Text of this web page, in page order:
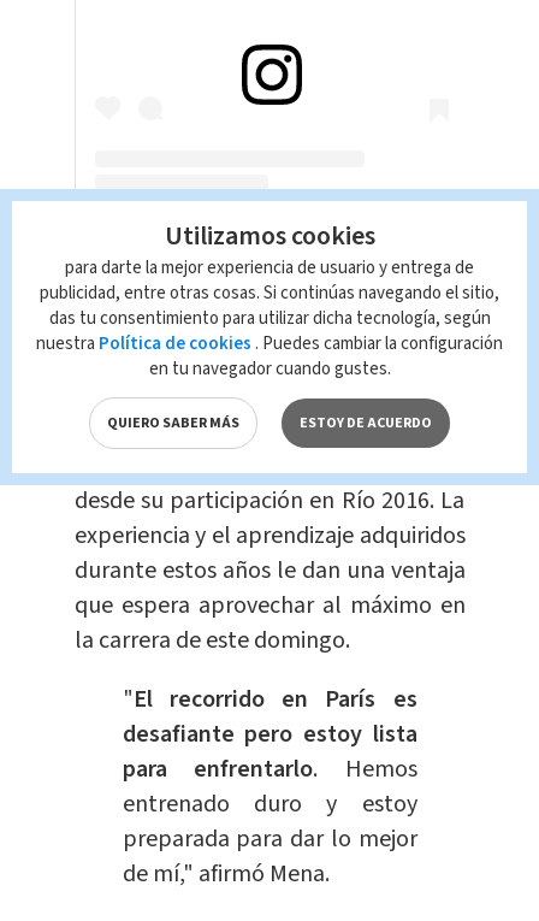
Mena ha estado preparándose
intensamente para esta competencia.
La prueba de ruta en París representa
un nuevo reto y unaoportunidadpara
mostrar su crecimiento como ciclista
desde su participación en Río 2016. La
experiencia y el aprendizaje adquiridos
durante estos años le dan una ventaja
que espera aprovechar al máximo en
la carrera de este domingo.
"El recorrido en París es
desafiante pero estoy lista
para enfrentarlo. Hemos
entrenado duro y estoy
preparada para dar lo mejor
de mí," afirmó Mena.
Utilizamos cookies
para darte la mejor experiencia de usuario y entrega de
publicidad, entre otras cosas. Si continúas navegando el sitio,
das tu consentimiento para utilizar dicha tecnología, según
nuestra Política de cookies . Puedes cambiar la configuración
en tu navegador cuando gustes.
QUIERO SABER MÁS ESTOY DE ACUERDO